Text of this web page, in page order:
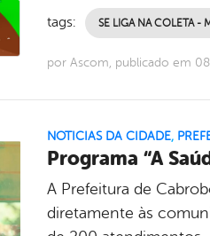
tags: SE LIGA NA COLETA -
por Ascom, publicado em
NOTICIAS DA CIDADE,
Programa “A
A Prefeitura de
diretamente às